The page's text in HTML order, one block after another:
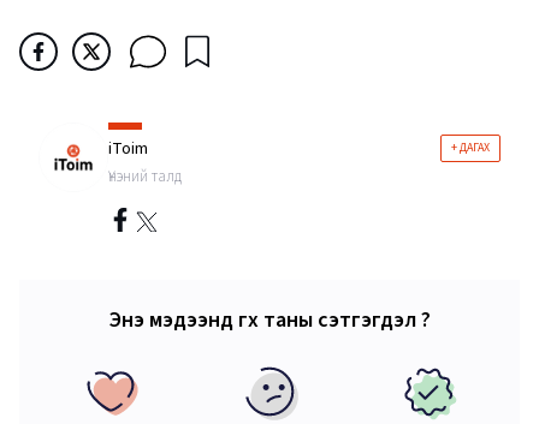
iToim + ДАГАХ
Үнэний талд
Энэ мэдээнд өгөх таны сэтгэгдэл ?